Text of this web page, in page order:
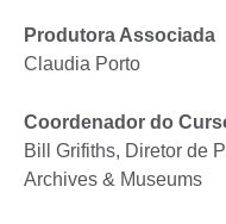
Produtora Associada
Claudia Porto
Coordenador do
Bill Grifiths, Diretor de
Archives & Museums